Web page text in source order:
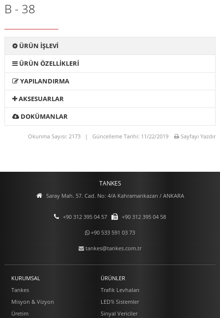
B - 38
ÜRÜN İŞLEVİ
ÜRÜN ÖZELLİKLERİ
YAPILANDIRMA
AKSESUARLAR
DOKÜMANLAR
Okunma Sayısı: 2173 | Güncelleme Tarihi: 11/22/2019 Sayfayı Yazdır
TANKES
Saray Mah. 57. Cad. No: 4/A Kahramankazan / ANKARA
+90 312 395 04 57 +90 312 395 04 58
+90 533 591 03 73
tankes@tankes.com.tr
KURUMSAL
Tankes
Misyon & Vizyon
Üretim
ÜRÜNLER
Trafik Levhaları
LED'li Sistemler
Sinyal Vericiler